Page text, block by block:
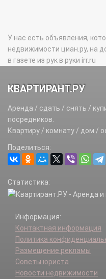
У нас есть объявления,
недвижимости циан.ру, на
в газете из рук в руки irr.ru
КВАРТИРАНТ.РУ
Аренда / сдать / снять /
посредников.
Квартиру / комнату / дом /
Поделиться:
Статистика:
Информация:
Контактная информация
Политика
Размещение рекламы
Советы юриста
Новости недвижимости